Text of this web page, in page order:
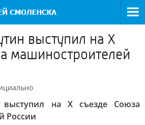
выступил на X
машиностроителей
на X съезде Союза
России